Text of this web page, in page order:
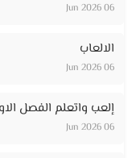
06 Jun 2026
الالعاب
06 Jun 2026
إلعب واتعلم الفصل
06 Jun 2026